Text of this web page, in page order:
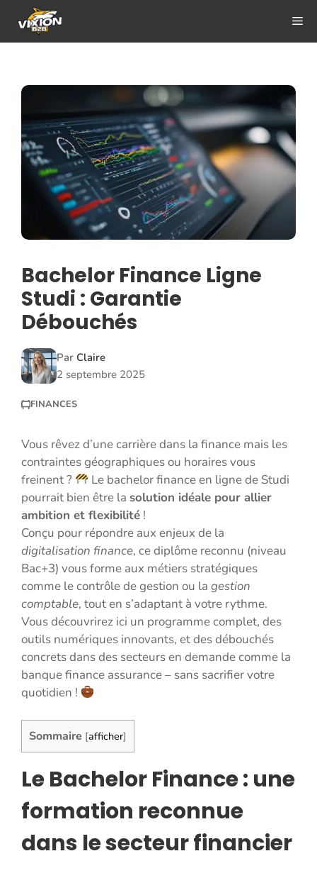
contenu
Bachelor Finance Ligne
Studi : Garantie
Débouchés
Par Claire
2 septembre 2025
FINANCES
Vous rêvez d’une carrière dans la finance mais les
contraintes géographiques ou horaires vous
freinent ?
Le bachelor finance en ligne de Studi
pourrait bien être la solution idéale pour allier
ambition et flexibilité !
Conçu pour répondre aux enjeux de la
digitalisation finance, ce diplôme reconnu (niveau
Bac+3) vous forme aux métiers stratégiques
comme le contrôle de gestion ou la gestion
comptable, tout en s’adaptant à votre rythme.
Vous découvrirez ici un programme complet, des
outils numériques innovants, et des débouchés
concrets dans des secteurs en demande comme la
banque finance assurance – sans sacrifier votre
quotidien !
Sommaire [afficher]
Le Bachelor Finance : une
formation reconnue
dans le secteur financier